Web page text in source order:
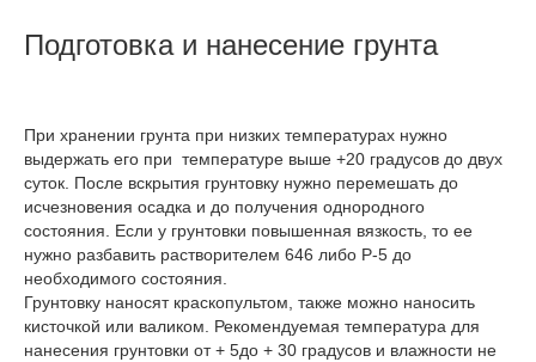
Подготовка и нанесение грунта
При хранении грунта при низких температурах нужно
выдержать его при температуре выше +20 градусов до двух
суток. После вскрытия грунтовку нужно перемешать до
исчезновения осадка и до получения однородного
состояния. Если у грунтовки повышенная вязкость, то ее
нужно разбавить растворителем 646 либо Р-5 до
необходимого состояния.
Грунтовку наносят краскопультом, также можно наносить
кисточкой или валиком. Рекомендуемая температура для
нанесения грунтовки от + 5до + 30 градусов и влажности не